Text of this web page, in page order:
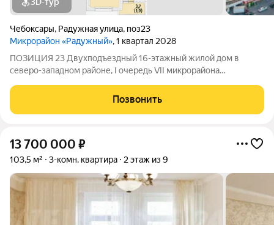
Чебоксары, Радужная улица, поз23
Микрорайон «Радужный», 1 квартал 2028
ПОЗИЦИЯ 23 Двухподъездный 16-этажный жилой дом в
северо-западном районе, I очередь VII микрорайона
каркасный с вентилируемым фасадом фасад облицован
цветными керамогранитными плитами (не выгорающими
Позвонить
13 700 000 ₽
103,5 м² 3-комн. квартира 2 этаж из 9